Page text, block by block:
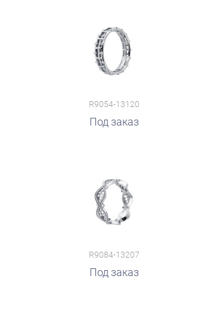
R9054-13120
Под заказ
руб.
R9084-13207
Под заказ
руб.